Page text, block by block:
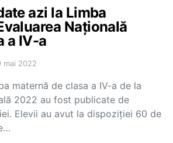
azi la Limba
Națională
a IV-a
mai 2022
maternă de clasa a IV-a de la
2022 au fost publicate de
Elevii au avut la dispoziției 60 de